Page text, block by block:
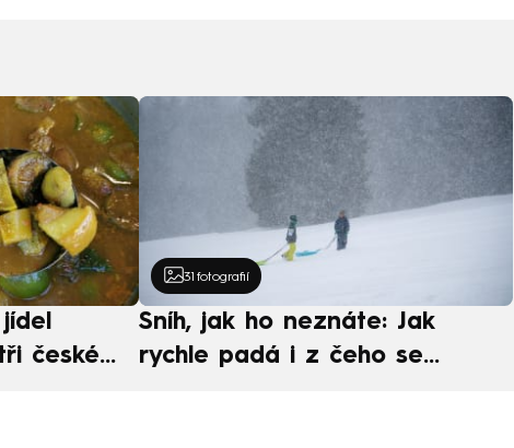
české
31 fotografií
Sníh, jak ho neznáte: Jak
rychle padá i z čeho se